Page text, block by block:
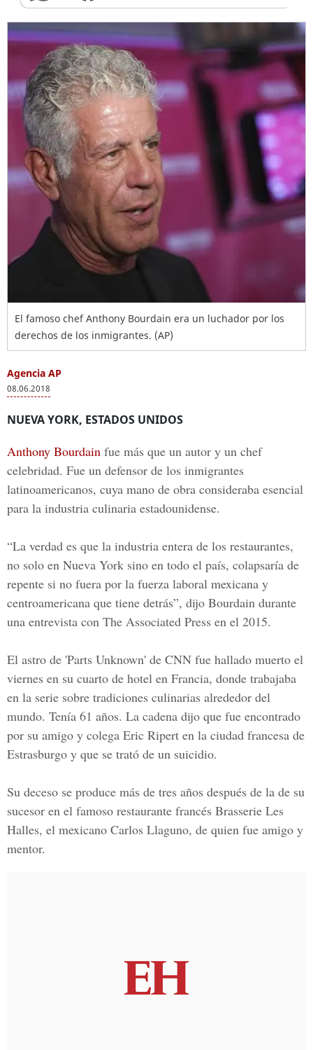
El famoso chef Anthony Bourdain era un luchador por los
derechos de los inmigrantes. (AP)
Agencia AP
08.06.2018
NUEVA YORK, ESTADOS UNIDOS
Anthony Bourdain fue más que un autor y un chef
celebridad. Fue un defensor de los inmigrantes
latinoamericanos, cuya mano de obra consideraba esencial
para la industria culinaria estadounidense.
“La verdad es que la industria entera de los restaurantes,
no solo en Nueva York sino en todo el país, colapsaría de
repente si no fuera por la fuerza laboral mexicana y
centroamericana que tiene detrás”, dijo Bourdain durante
una entrevista con The Associated Press en el 2015.
El astro de 'Parts Unknown' de CNN fue hallado muerto el
viernes en su cuarto de hotel en Francia, donde trabajaba
en la serie sobre tradiciones culinarias alrededor del
mundo. Tenía 61 años. La cadena dijo que fue encontrado
por su amigo y colega Eric Ripert en la ciudad francesa de
Estrasburgo y que se trató de un suicidio.
Su deceso se produce más de tres años después de la de su
sucesor en el famoso restaurante francés Brasserie Les
Halles, el mexicano Carlos Llaguno, de quien fue amigo y
mentor.